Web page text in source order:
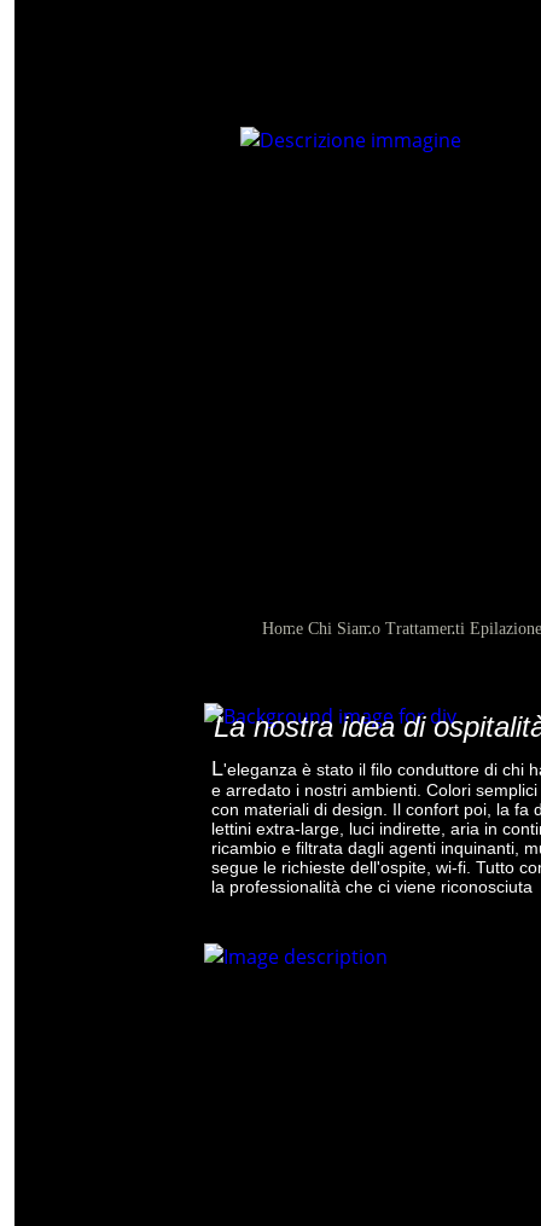
Home Chi Siamo Trattamenti
La nostra idea di
L'eleganza è stato il filo conduttore di chi
e arredato i nostri ambienti. Colori
con materiali di design. Il confort poi, la fa
lettini extra-large, luci indirette, aria in
ricambio e filtrata dagli agenti inquinanti,
segue le richieste dell'ospite, wi-fi. Tutto
la professionalità che ci viene riconosciuta